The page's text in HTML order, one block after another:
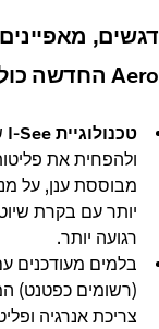
Aero החדשה כוללים:
טכנולוגיית I-See
ולהפחית את
מבוססת ענן, על
יותר עם בקרת
רגועה יותר.
בלמים מעודכנים
(רשומים כפטנט)
צריכת אנרגיה